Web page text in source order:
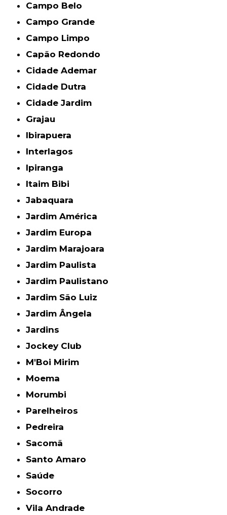
Campo Belo
Campo Grande
Campo Limpo
Capão Redondo
Cidade Ademar
Cidade Dutra
Cidade Jardim
Grajau
Ibirapuera
Interlagos
Ipiranga
Itaim Bibi
Jabaquara
Jardim América
Jardim Europa
Jardim Marajoara
Jardim Paulista
Jardim Paulistano
Jardim São Luiz
Jardim Ângela
Jardins
Jockey Club
M'Boi Mirim
Moema
Morumbi
Parelheiros
Pedreira
Sacomã
Santo Amaro
Saúde
Socorro
Vila Andrade